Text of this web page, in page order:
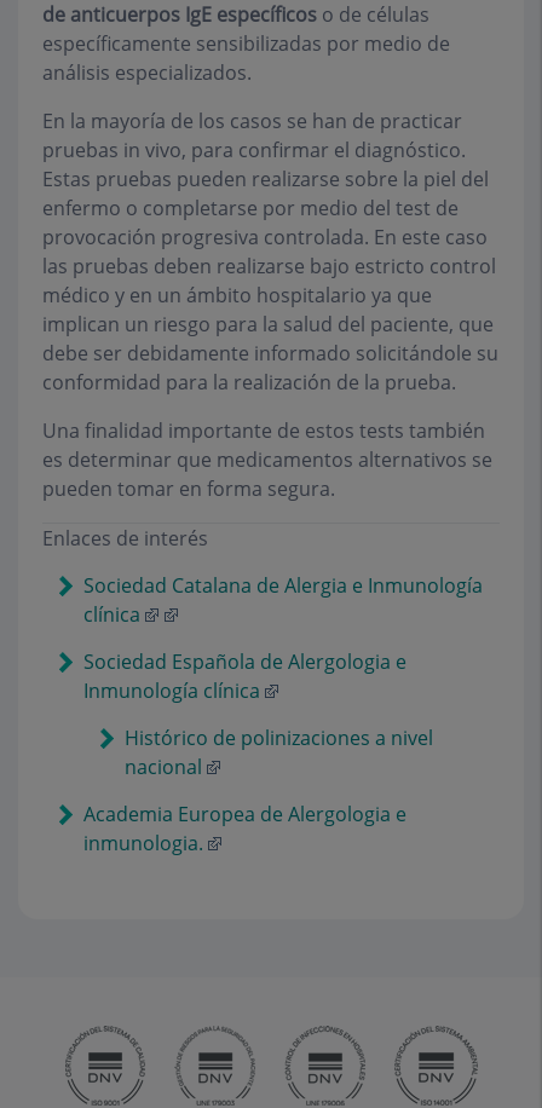
de anticuerpos IgE específicos o de células
específicamente sensibilizadas por medio de
análisis especializados.
En la mayoría de los casos se han de practicar
pruebas in vivo, para confirmar el diagnóstico.
Estas pruebas pueden realizarse sobre la piel del
enfermo o completarse por medio del test de
provocación progresiva controlada. En este caso
las pruebas deben realizarse bajo estricto control
médico y en un ámbito hospitalario ya que
implican un riesgo para la salud del paciente, que
debe ser debidamente informado solicitándole su
conformidad para la realización de la prueba.
Una finalidad importante de estos tests también
es determinar que medicamentos alternativos se
pueden tomar en forma segura.
Enlaces de interés
Sociedad Catalana de Alergia e Inmunología
clínica
Sociedad Española de Alergologia e
Inmunología clínica
Histórico de polinizaciones a nivel
nacional
Academia Europea de Alergologia e
inmunologia.